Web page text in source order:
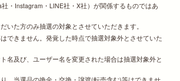
・Instagram・LINE社・X社）が関係するものではあ
いた方のみ抽選の対象とさせていただきます。
できません。発覚した時点で抽選対象外とさせていた
名及び、ユーザー名を変更された場合は抽選対象外と